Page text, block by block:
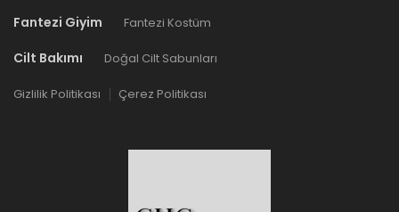
Fantezi Giyim Fantezi Kostüm
Cilt Bakımı Doğal Cilt Sabunları
Gizlilik Politikası Çerez Politikası